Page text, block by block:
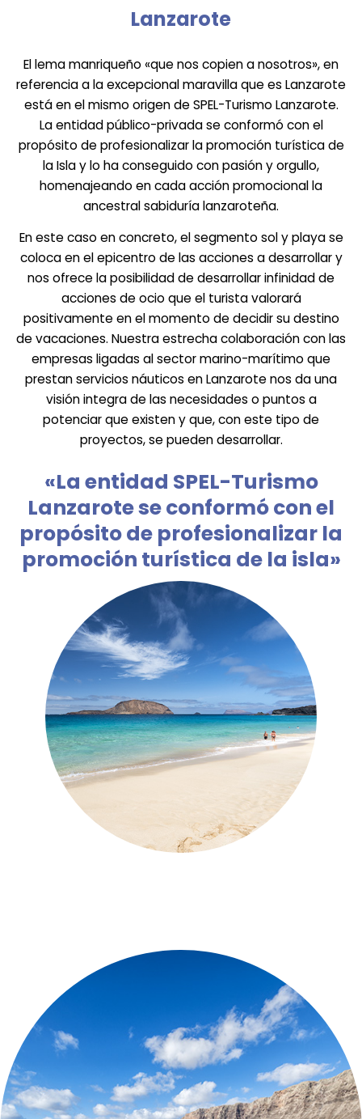
Lanzarote
El lema manriqueño «que nos copien a nosotros», en
referencia a la excepcional maravilla que es Lanzarote
está en el mismo origen de SPEL-Turismo Lanzarote.
La entidad público-privada se conformó con el
propósito de profesionalizar la promoción turística de
la Isla y lo ha conseguido con pasión y orgullo,
homenajeando en cada acción promocional la
ancestral sabiduría lanzaroteña.
En este caso en concreto, el segmento sol y playa se
coloca en el epicentro de las acciones a desarrollar y
nos ofrece la posibilidad de desarrollar infinidad de
acciones de ocio que el turista valorará
positivamente en el momento de decidir su destino
de vacaciones. Nuestra estrecha colaboración con las
empresas ligadas al sector marino-marítimo que
prestan servicios náuticos en Lanzarote nos da una
visión integra de las necesidades o puntos a
potenciar que existen y que, con este tipo de
proyectos, se pueden desarrollar.
«La entidad SPEL-Turismo
Lanzarote se conformó con el
propósito de profesionalizar la
promoción turística de la isla»